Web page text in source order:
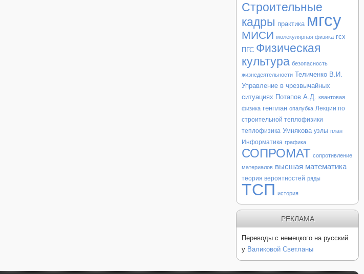
Строительные
кадры практика мгсу
МИСИ молекулярная физика гсх
ПГС Физическая
культура безопасность
жизнедеятельности Теличенко В.И.
Управление в чрезвычайных
ситуациях Потапов А.Д. квантовая
физика генплан опалубка Лекции по
строительной теплофизики
теплофизика Умнякова узлы план
Информатика графика
СОПРОМАТ сопротивление
материалов высшая математика
теория вероятностей ряды
ТСП история
РЕКЛАМА
Переводы с немецкого на русский
у Валиковой Светланы